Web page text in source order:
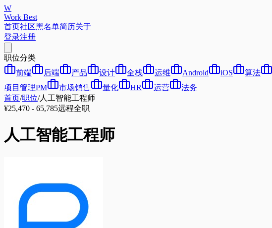
W
Work Best
首页社区黑名单简历关于
登录注册
职位分类
前端
后端 产品 设计 全栈 运维 Android iOS 算法
项目管理PM
市场销售 量化 HR 运营
法务
首页/职位/人工智能工程师
¥25,470 - 65,785远程全职
人工智能工程师